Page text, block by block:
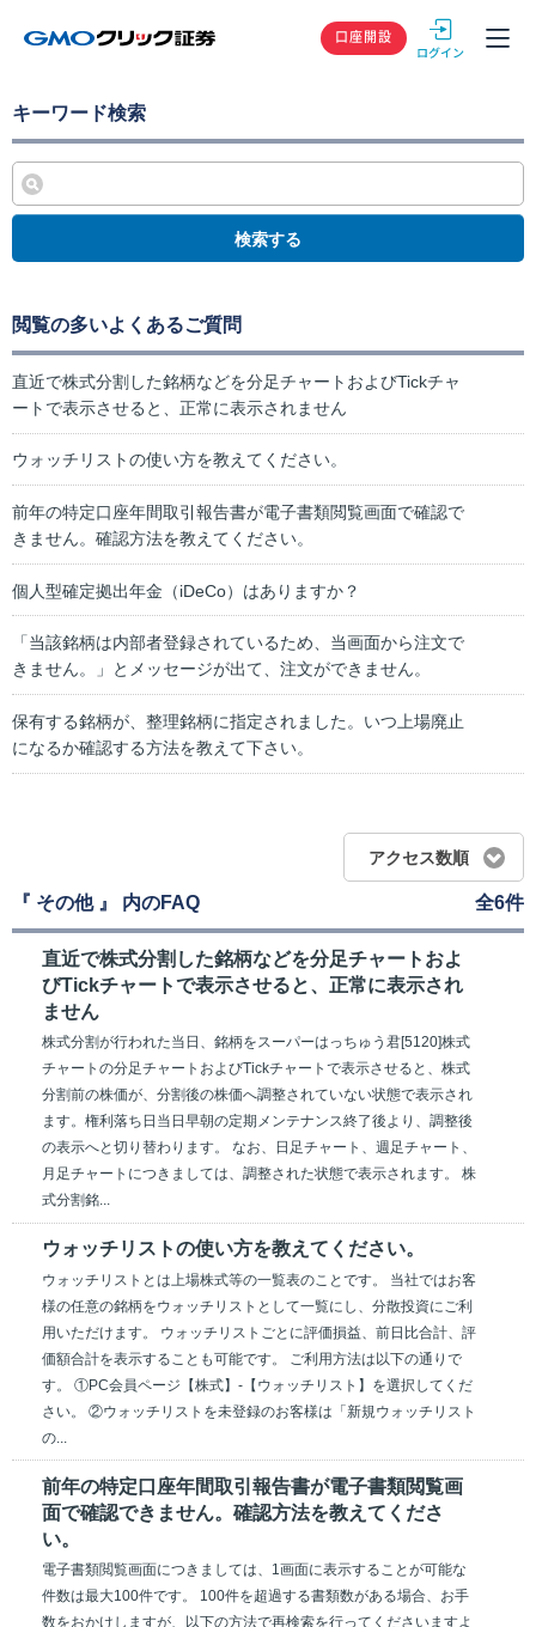
GMOクリック
口座開設
キーワード検索
検索する
閲覧の多いよくあるご質問
直近で株式分割した銘柄などを分足チャートおよびTickチャ
ートで表示させると、正常に表示されません
ウォッチリストの使い方を教えてください。
前年の特定口座年間取引報告書が電子書類閲覧画面で確認で
きません。確認方法を教えてください。
個人型確定拠出年金（iDeCo）はありますか？
「当該銘柄は内部者登録されているため、当画面から注文で
きません。」とメッセージが出て、注文ができません。
保有する銘柄が、整理銘柄に指定されました。いつ上場廃止
になるか確認する方法を教えて下さい。
アクセス数順
『 その他 』 内のFAQ 全6件
直近で株式分割した銘柄などを分足チャートおよ
びTickチャートで表示させると、正常に表示され
ません
株式分割が行われた当日、銘柄をスーパーはっちゅう君[5120]株式
チャートの分足チャートおよびTickチャートで表示させると、株式
分割前の株価が、分割後の株価へ調整されていない状態で表示され
ます。権利落ち日当日早朝の定期メンテナンス終了後より、調整後
の表示へと切り替わります。 なお、日足チャート、週足チャート、
月足チャートにつきましては、調整された状態で表示されます。 株
式分割銘...
ウォッチリストの使い方を教えてください。
ウォッチリストとは上場株式等の一覧表のことです。 当社ではお客
様の任意の銘柄をウォッチリストとして一覧にし、分散投資にご利
用いただけます。 ウォッチリストごとに評価損益、前日比合計、評
価額合計を表示することも可能です。 ご利用方法は以下の通りで
す。 ①PC会員ページ【株式】-【ウォッチリスト】を選択してくだ
さい。 ②ウォッチリストを未登録のお客様は「新規ウォッチリスト
の...
前年の特定口座年間取引報告書が電子書類閲覧画
面で確認できません。確認方法を教えてくださ
い。
電子書類閲覧画面につきましては、1画面に表示することが可能な
件数は最大100件です。 100件を超過する書類数がある場合、お手
数をおかけしますが、以下の方法で再検索を行ってくださいますよ